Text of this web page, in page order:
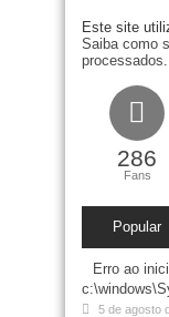
Este site
Saiba como
processados.
286
Fans
Popular
Erro ao
5 de agosto